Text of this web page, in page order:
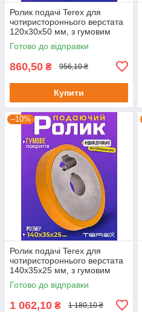
Ролик подачі Terex для
чотиристороннього верстата
120х30x50 мм, з гумовим
покриттям
Готово до відправки
860,50 ₴ 956,10 ₴
Купити
–10%
Ролик подачі Terex для
чотиристороннього верстата
140x35x25 мм, з гумовим
покриттям
Готово до відправки
1 062,10 ₴ 1 180,10 ₴